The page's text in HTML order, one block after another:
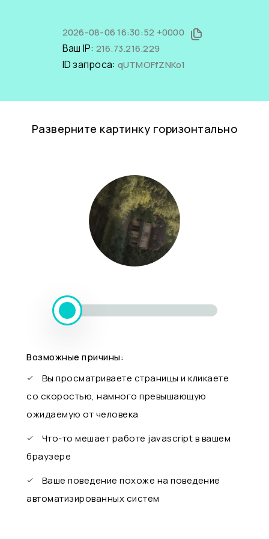
2026-08-06 16:30:52 +0000
Ваш IP: 216.73.216.229
ID запроса: qUTMOFfZNKo1
Разверните картинку горизонтально
Возможные причины:
Вы просматриваете страницы и кликаете
со скоростью, намного превышающую
ожидаемую от человека
Что-то мешает работе javascript в вашем
браузере
Ваше поведение похоже на поведение
автоматизированных систем